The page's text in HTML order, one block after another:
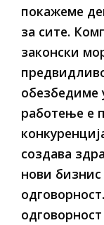
покажеме
за сите.
законски
обезбедиме
работење е
создава
нови